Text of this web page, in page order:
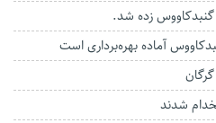
زده شد.
آماده بهره‌برداری است